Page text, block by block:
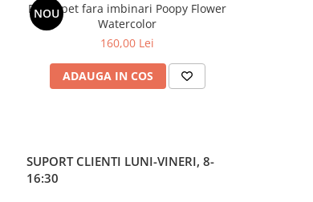
NOU
Fototapet fara imbinari Poopy Flower
Watercolor
160,00 Lei
ADAUGA IN COS
SUPORT CLIENTI LUNI-VINERI, 8-
16:30